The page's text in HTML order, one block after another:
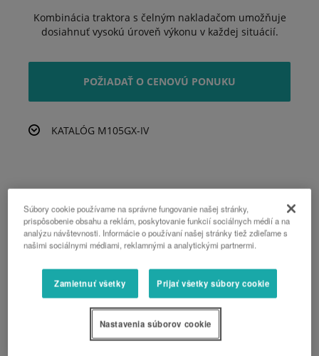
Kombinácia traktora s čelným nakladačom umožňuje
dosiahnuť vysokú úroveň výkonu v každej situácií.
POŽIADAŤ O CENOVÚ PONUKU
KATALÓG M105GX-IV
Súbory cookie používame na správne fungovanie našej stránky,
prispôsobenie obsahu a reklám, poskytovanie funkcií sociálnych médií a na
analýzu návštevnosti. Informácie o používaní našej stránky tiež zdieľame s
našimi sociálnymi médiami, reklamnými a analytickými partnermi.
Zamietnuť všetky Prijať všetky súbory cookie
Nastavenia súborov cookie